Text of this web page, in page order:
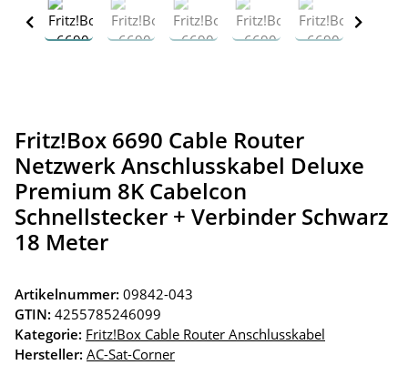
Fritz!Box 6690 Cable Router
Netzwerk Anschlusskabel Deluxe
Premium 8K Cabelcon
Schnellstecker + Verbinder Schwarz
18 Meter
Artikelnummer: 09842-043
GTIN: 4255785246099
Kategorie: Fritz!Box Cable Router Anschlusskabel
Hersteller: AC-Sat-Corner